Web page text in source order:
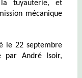
tuyauterie, et
mécanique
le 22 septembre
par André Isoir,